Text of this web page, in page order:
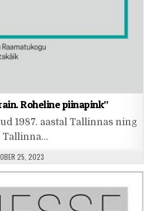
Roheline piinapink”
1987. aastal Tallinnas ning
Tallinna…
DATE:
25, 2023